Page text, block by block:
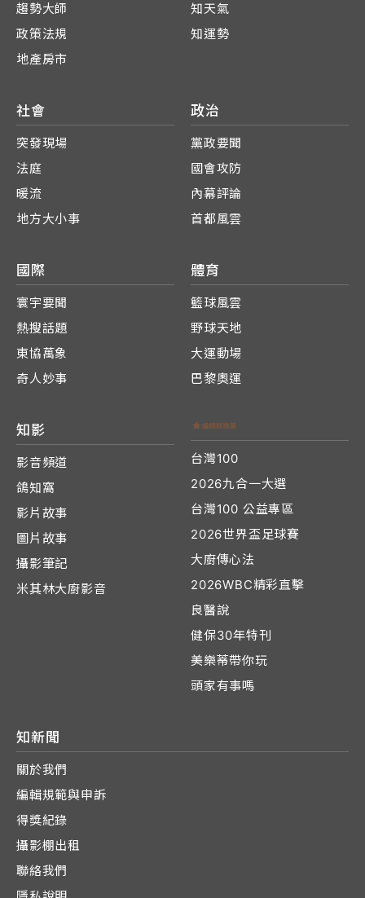
趨勢大師
政策法規
地產房市
知天氣
知運勢
社會
突發現場
法庭
暖流
地方大小事
政治
黨政要聞
國會攻防
內幕評論
首都風雲
國際
寰宇要聞
熱搜話題
東協萬象
奇人妙事
體育
籃球風雲
野球天地
大運動場
巴黎奧運
知影
影音頻道
鴿知窩
影片故事
圖片故事
攝影筆記
米其林大廚影音
台灣100
2026九合一大選
台灣100 公益專區
2026世界盃足球賽
大廚傳心法
2026WBC精彩直擊
良醫說
健保30年特刊
美樂蒂帶你玩
頭家有事嗎
知新聞
關於我們
編輯規範與申訴
得獎紀錄
攝影棚出租
聯絡我們